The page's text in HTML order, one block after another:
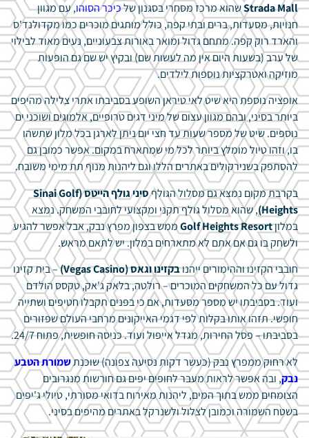
Strada Mallשהוא מרכז מסחרי בסגנון שלכיכר הסוהו, עם מגוון
חנויות, מסעדות, ברים ובתי קפה, כולל מותגים מוכרים כמו מקדולנד'ס
והארד רוק קפה. מתחם גדול ומואר באורות צבעוניים, נעים מאוד לבילוי
של ערב (בשעות היום אין מה לעשות שם) ובקיץ יש שם גם הופעות
מוזיקה ואטרקציות נוספות לילדים.
אופציה נוספת היא שיט לאי טיראן השופע בסביבתו אתרי צלילה מהיפים
ביותר בסיני, ובהם מגוון עצום של מיני דגים טרופיים, אלמוגים ושוכני ים
נוספים. שיט של מספר שעות עד חצי יום ניתן לארגן בכל מלון שתשהו
בו, וזהו טיול מומלץ ביותר לכל מי שמתארח במקום. אפשר כמובן גם
להסתפק בשנירקולים באתרים הללו וגם ליהנות מנוף תת מימי משובח.
בקרבת מקום נמצא גם מסלול הגולף
סיני גולף הייטס (Sinai Golf
Heights) , שהוא מסלול גולף תקני ומקצועי לחובבי המשחק. נמצא
במלוןGolf Heights Resortממש בצפון מפרץ נבק, אבל אפשר להגיע
ולשחק בו גם אם אתם לא מתארחים במלון. יש לתאם מראש.
חובבי הקזינו וההימורים ייהנובקזינו וגאס (Vegas Casino)
– בית קזינו
גדול עם כל המשחקים המוכרים – רולטה, בלאק ג'אק, טקסס הולדם
ועוד. בסביבתו יש מספר מסעדות, אם כי בפנים תקבלו חטיפים ושתייה
חופשי. תזהו אותו בקלות לפי דגמי האייקונים מרחבי העולם שפזורים
בסביבתו – פסל החירות, מגדל אייפול ועוד. כניסה חופשית, פתוח 24/7.
לא רחוק ממפרץ נבק (כעשר דקות נסיעה צפונה) שוכנתשמורת הטבע
נבק, ובה אפשר לראות מעבר לחופים יפים גם חורשות מנגרובים
הצומחים ממש בתוך המים, ליהנות מאירוח בדואי מסורתי, טיולי ג'יפים
בשטח השמורה וכמובן לצלול ולשנרקל באתרים מהיפים בסיני.